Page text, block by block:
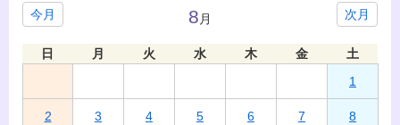
今月 次月
8 月
日 月 火 水 木 金
土
1
2 3 4 5 6 7 8